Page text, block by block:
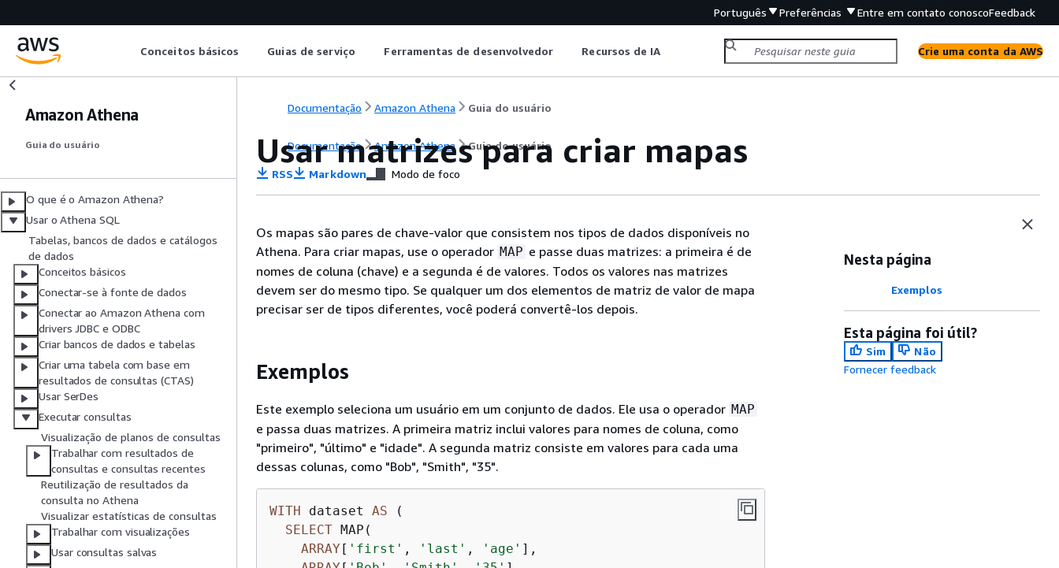
Português Preferências Entre em contato conoscoFeedback
Conceitos básicos Guias de serviço Ferramentas de desenvolvedor Recursos de IA Crie uma conta da AWS
Amazon Athena
Guia do usuário
O que é o Amazon Athena?
Usar o Athena SQL
Tabelas, bancos de dados e catálogos
de dados
Conceitos básicos
Conectar-se à fonte de dados
Conectar ao Amazon Athena com
drivers JDBC e ODBC
Criar bancos de dados e tabelas
Criar uma tabela com base em
resultados de consultas (CTAS)
Usar SerDes
Executar consultas
Visualização de planos de consultas
Trabalhar com resultados de
consultas e consultas recentes
Reutilização de resultados da
consulta no Athena
Visualizar estatísticas de consultas
Trabalhar com visualizações
Usar consultas salvas
Documentação Amazon Athena Guia do usuário
Documentação Amazon Athena Guia do usuário
Usar matrizes para criar mapas
RSS Markdown Modo de foco
Os mapas são pares de chave-valor que consistem nos tipos de dados disponíveis no
Athena. Para criar mapas, use o operador MAP e passe duas matrizes: a primeira é de
nomes de coluna (chave) e a segunda é de valores. Todos os valores nas matrizes
devem ser do mesmo tipo. Se qualquer um dos elementos de matriz de valor de mapa
precisar ser de tipos diferentes, você poderá convertê-los depois.
Exemplos
Este exemplo seleciona um usuário em um conjunto de dados. Ele usa o operador MAP
e passa duas matrizes. A primeira matriz inclui valores para nomes de coluna, como
"primeiro", "último" e "idade". A segunda matriz consiste em valores para cada uma
dessas colunas, como "Bob", "Smith", "35".
WITH dataset AS (
SELECT MAP(
ARRAY [ 'first' , 'last' , 'age' ],
Nesta página
Exemplos
Esta página foi útil?
Sim
Não
Fornecer feedback